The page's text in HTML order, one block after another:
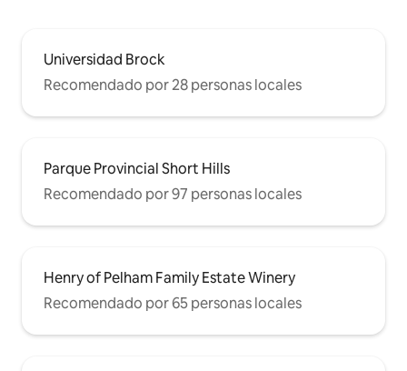
Universidad Brock
Recomendado por 28 personas locales
Parque Provincial Short Hills
Recomendado por 97 personas locales
Henry of Pelham Family Estate Winery
Recomendado por 65 personas locales